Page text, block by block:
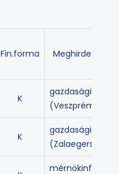
Fin.forma Meghirdetett
K
(Veszprém)
K
(Zalaegerszeg)